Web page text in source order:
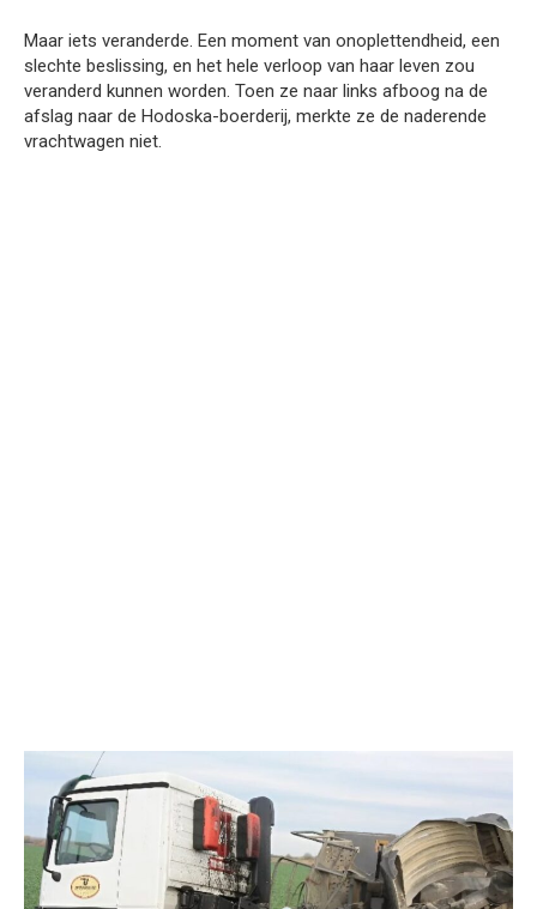
Maar iets veranderde. Een moment van onoplettendheid, een
slechte beslissing, en het hele verloop van haar leven zou
veranderd kunnen worden. Toen ze naar links afboog na de
afslag naar de Hodoska-boerderij, merkte ze de naderende
vrachtwagen niet.